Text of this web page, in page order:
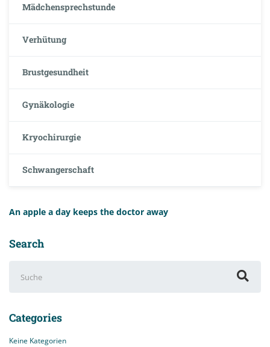
Mädchensprechstunde
Verhütung
Brustgesundheit
Gynäkologie
Kryochirurgie
Schwangerschaft
An apple a day keeps the doctor away
Search
nach:
Categories
Keine Kategorien